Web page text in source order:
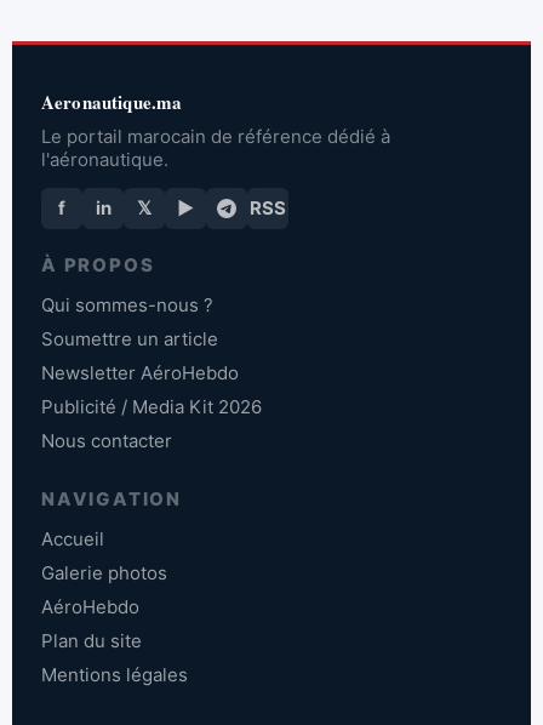
Aeronautique.ma
Le portail marocain de référence dédié à
l'aéronautique.
f in 𝕏 ▶ RSS
À PROPOS
Qui sommes-nous ?
Soumettre un article
Newsletter AéroHebdo
Publicité / Media Kit 2026
Nous contacter
NAVIGATION
Accueil
Galerie photos
AéroHebdo
Plan du site
Mentions légales